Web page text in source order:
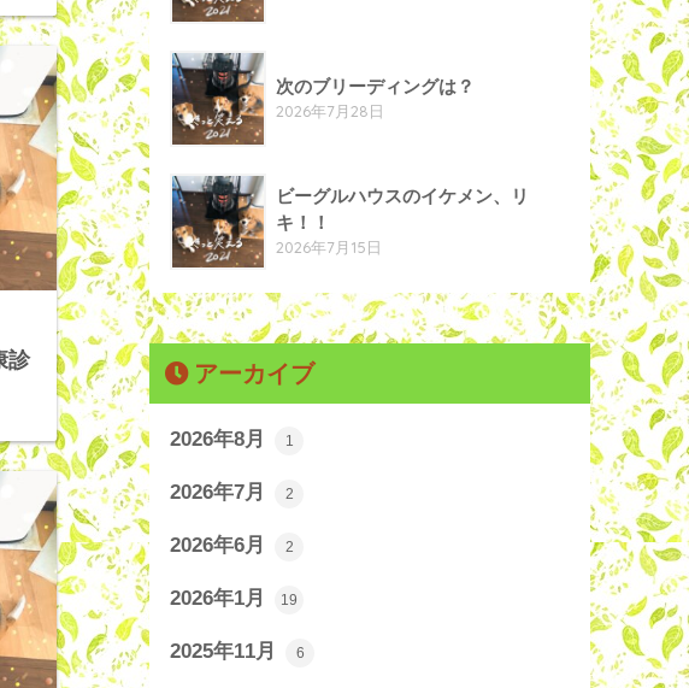
診
次のブリーディングは？
2026年7月28日
ビーグルハウスのイケメン、リ
キ！！
2026年7月15日
アーカイブ
2026年8月 1
2026年7月 2
2026年6月 2
2026年1月 19
2025年11月 6